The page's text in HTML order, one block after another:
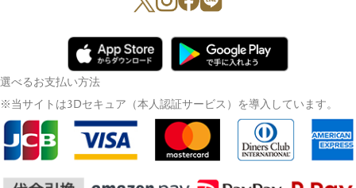
選べるお支払い方法
※当サイトは3Dセキュア（本人認証サービス）を導入しています。